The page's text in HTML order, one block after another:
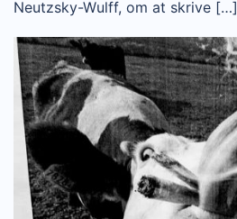
Neutzsky-Wulff, om at skrive […]